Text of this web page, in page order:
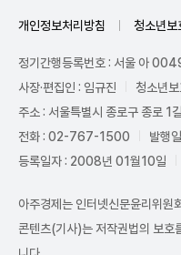
개인정보처리방침 청소년보
정기간행등록번호 : 서울 아
사장·편집인 : 임규진
청소년
주소 : 서울특별시 종로구 종로
전화 : 02-767-1500
발행
등록일자 : 2008년 01월10일
아주경제는 인터넷신문윤리위원
콘텐츠(기사)는 저작권법의 보호